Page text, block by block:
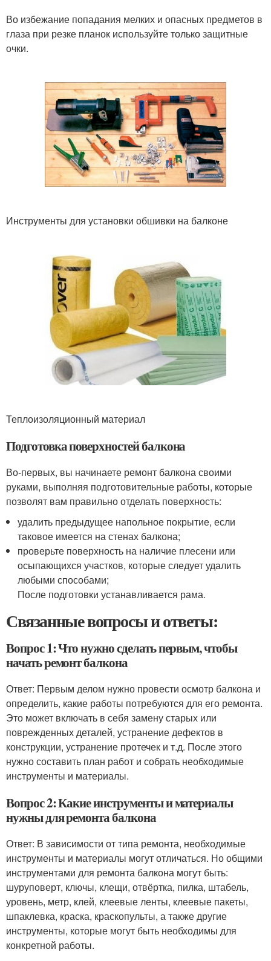
Во избежание попадания мелких и опасных предметов в
глаза при резке планок используйте только защитные
очки.
Инструменты для установки обшивки на балконе
Теплоизоляционный материал
Подготовка поверхностей балкона
Во-первых, вы начинаете ремонт балкона своими
руками, выполняя подготовительные работы, которые
позволят вам правильно отделать поверхность:
удалить предыдущее напольное покрытие, если
таковое имеется на стенах балкона;
проверьте поверхность на наличие плесени или
осыпающихся участков, которые следует удалить
любыми способами;
После подготовки устанавливается рама.
Связанные вопросы и ответы:
Вопрос 1: Что нужно сделать первым, чтобы
начать ремонт балкона
Ответ: Первым делом нужно провести осмотр балкона и
определить, какие работы потребуются для его ремонта.
Это может включать в себя замену старых или
поврежденных деталей, устранение дефектов в
конструкции, устранение протечек и т.д. После этого
нужно составить план работ и собрать необходимые
инструменты и материалы.
Вопрос 2: Какие инструменты и материалы
нужны для ремонта балкона
Ответ: В зависимости от типа ремонта, необходимые
инструменты и материалы могут отличаться. Но общими
инструментами для ремонта балкона могут быть:
шуруповерт, ключы, клещи, отвёртка, пилка, штабель,
уровень, метр, клей, клеевые ленты, клеевые пакеты,
шпаклевка, краска, краскопульты, а также другие
инструменты, которые могут быть необходимы для
конкретной работы.